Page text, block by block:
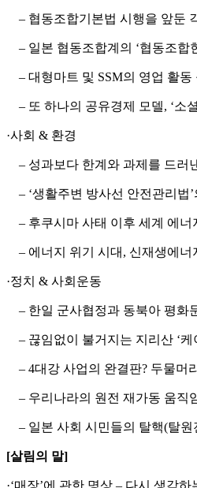
– 협동조합기본법 시행을 앞둔
– 일본 협동조합계의 ‘협동조합
– 대형마트 및 SSM의 영업 활동
– 또 하나의 공유경제 모델, ‘소
·사회 & 환경
– 성과보다 한계와 과제를 드러
– ‘생활주변 방사선 안전관리법
– 후쿠시마 사태 이후 세계 에너
– 에너지 위기 시대, 신재생에너
·정치 & 사회운동
– 한일 군사협정과 동북아 평화
– 끊임없이 불거지는 지리산 ‘케
– 4대강 사업의 완결판? 두물머
– 우리나라의 원전 재가동 움직
– 일본 사회 시민들의 탈핵(탈원
[살림의 말]
·‘매장’에 관한 명상 – 다시 생각